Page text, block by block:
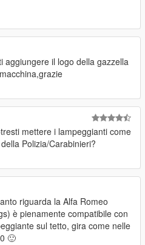
aggiungere il logo della gazzella
mettere i lampeggianti come
Polizia/Carabinieri?
riguarda la Alfa Romeo
è pienamente compatibile con
sul tetto, gira come nelle
🙂